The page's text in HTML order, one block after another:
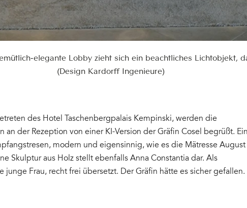
elegante Lobby zieht sich ein beachtliches Lichtobjekt,
(Design Kardorff Ingenieure)
des Hotel Taschenbergpalais Kempinski, werden die
an der Rezeption von einer KI-Version der Gräfin Cosel begrüßt.
modern und eigensinnig, wie es die Mätresse August
Skulptur aus Holz stellt ebenfalls Anna Constantia dar. Als
junge Frau, recht frei übersetzt. Der Gräfin hätte es sicher gefallen.